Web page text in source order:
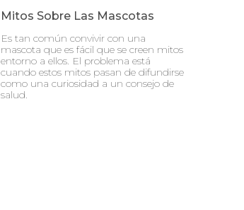
Mitos Sobre Las Mascotas
Es tan común convivir con una
mascota que es fácil que se creen mitos
entorno a ellos. El problema está
cuando estos mitos pasan de difundirse
como una curiosidad a un consejo de
salud.